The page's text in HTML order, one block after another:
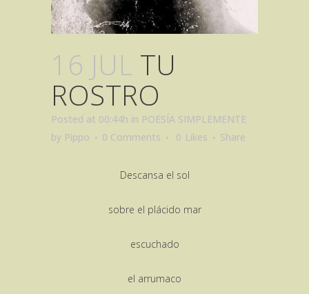
16 JUL TU
ROSTRO
Posted at 00:44h in POESÍA SIMPLEMENTE
by Pippo 0 Comments 0 Likes Share
Descansa el sol
sobre el plácido mar
escuchado
el arrumaco